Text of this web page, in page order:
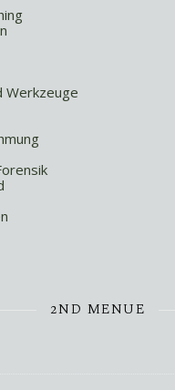
Werkzeuge
2ND MENUE